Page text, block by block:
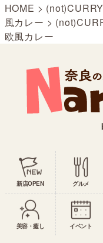
HOME >
風カレー >
欧風カレー
新店OPEN グルメ
美容・癒し イベント